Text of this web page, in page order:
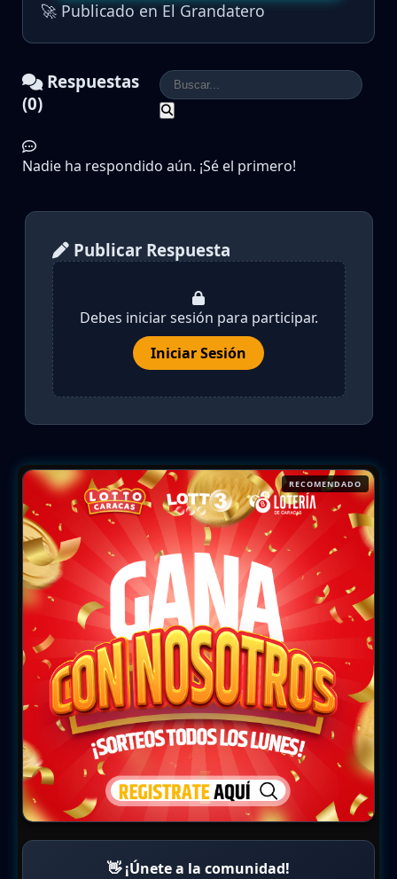
🚀 Publicado en El Grandatero
Respuestas
(0)
Nadie ha respondido aún. ¡Sé el primero!
Publicar Respuesta
Debes iniciar sesión para participar.
Iniciar Sesión
RECOMENDADO
👋 ¡Únete a la comunidad!